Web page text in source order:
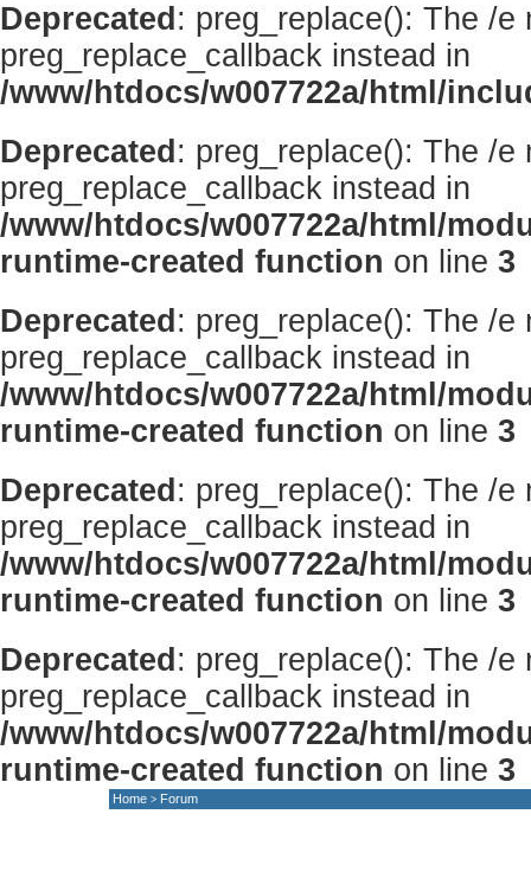
Deprecated : preg_replace(): The /
preg_replace_callback instead in
/www/htdocs/w007722a/html/
Deprecated : preg_replace(): The /
preg_replace_callback instead in
/www/htdocs/w007722a/html/
runtime-created function on line 3
Deprecated : preg_replace(): The /
preg_replace_callback instead in
/www/htdocs/w007722a/html/
runtime-created function on line 3
Deprecated : preg_replace(): The /
preg_replace_callback instead in
/www/htdocs/w007722a/html/
runtime-created function on line 3
Deprecated : preg_replace(): The /
preg_replace_callback instead in
/www/htdocs/w007722a/html/
runtime-created function on line 3
Home> Forum